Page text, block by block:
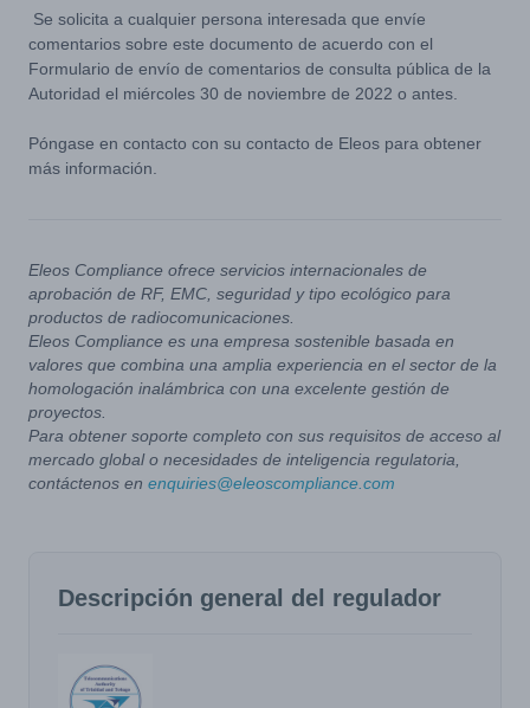
Se solicita a cualquier persona interesada que envíe
comentarios sobre este documento de acuerdo con el
Formulario de envío de comentarios de consulta pública de la
Autoridad el miércoles 30 de noviembre de 2022 o antes.
Póngase en contacto con su contacto de Eleos para obtener
más información.
Eleos Compliance ofrece servicios internacionales de
aprobación de RF, EMC, seguridad y tipo ecológico para
productos de radiocomunicaciones.
Eleos Compliance es una empresa sostenible basada en
valores que combina una amplia experiencia en el sector de la
homologación inalámbrica con una excelente gestión de
proyectos.
Para obtener soporte completo con sus requisitos de acceso al
mercado global o necesidades de inteligencia regulatoria,
contáctenos en enquiries@eleoscompliance.com
Descripción general del regulador